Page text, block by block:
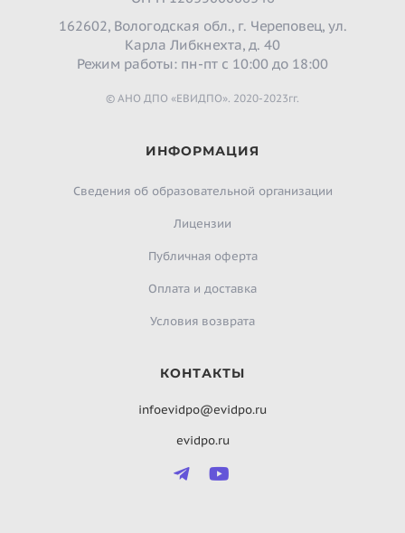
162602, Вологодская обл., г. Череповец, ул.
Карла Либкнехта, д. 40
Режим работы: пн-пт с 10:00 до 18:00
© АНО ДПО «ЕВИДПО». 2020-2023гг.
ИНФОРМАЦИЯ
Сведения об образовательной организации
Лицензии
Публичная оферта
Оплата и доставка
Условия возврата
КОНТАКТЫ
infoevidpo@evidpo.ru
evidpo.ru